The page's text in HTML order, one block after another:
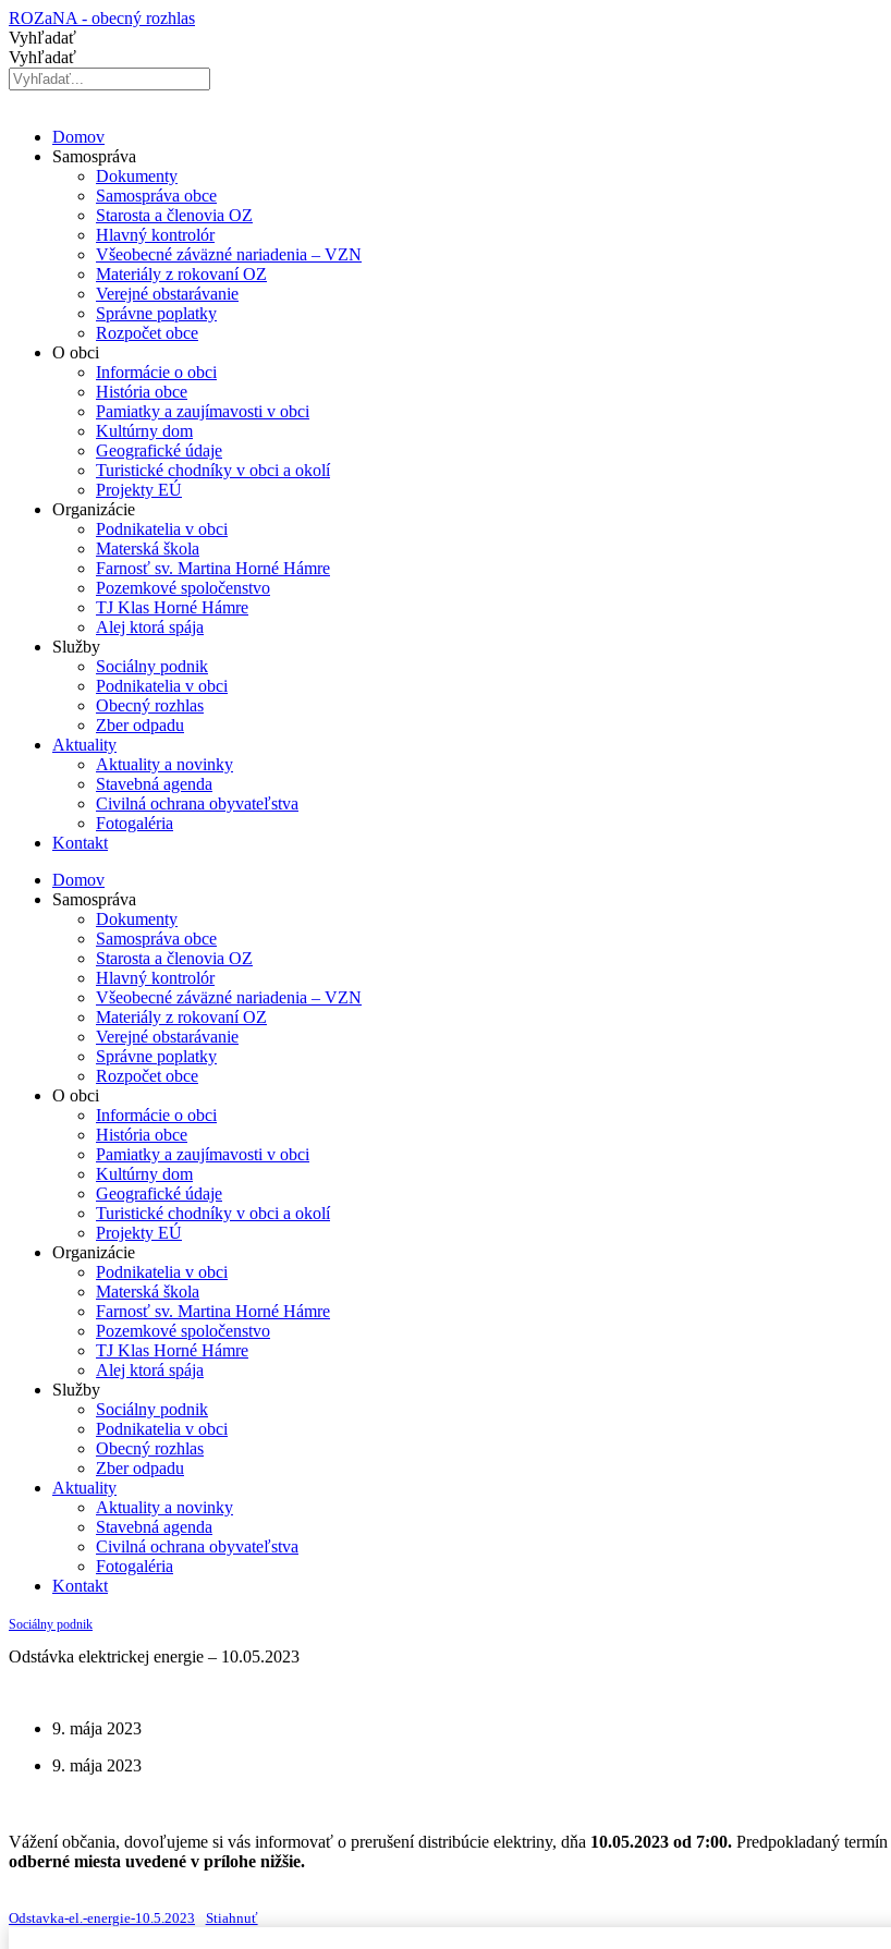
Preskočiť
na
obsah
ROZaNA - obecný rozhlas
Vyhľadať
Vyhľadať
Domov
Samospráva
Dokumenty
Samospráva obce
Starosta a členovia OZ
Hlavný kontrolór
Všeobecné záväzné nariadenia – VZN
Materiály z rokovaní OZ
Verejné obstarávanie
Správne poplatky
Rozpočet obce
O obci
Informácie o obci
História obce
Pamiatky a zaujímavosti v obci
Kultúrny dom
Geografické údaje
Turistické chodníky v obci a okolí
Projekty EÚ
Organizácie
Podnikatelia v obci
Materská škola
Farnosť sv. Martina Horné Hámre
Pozemkové spoločenstvo
TJ Klas Horné Hámre
Alej ktorá spája
Služby
Sociálny podnik
Podnikatelia v obci
Obecný rozhlas
Zber odpadu
Aktuality
Aktuality a novinky
Stavebná agenda
Civilná ochrana obyvateľstva
Fotogaléria
Kontakt
Domov
Samospráva
Dokumenty
Samospráva obce
Starosta a členovia OZ
Hlavný kontrolór
Všeobecné záväzné nariadenia – VZN
Materiály z rokovaní OZ
Verejné obstarávanie
Správne poplatky
Rozpočet obce
O obci
Informácie o obci
História obce
Pamiatky a zaujímavosti v obci
Kultúrny dom
Geografické údaje
Turistické chodníky v obci a okolí
Projekty EÚ
Organizácie
Podnikatelia v obci
Materská škola
Farnosť sv. Martina Horné Hámre
Pozemkové spoločenstvo
TJ Klas Horné Hámre
Alej ktorá spája
Služby
Sociálny podnik
Podnikatelia v obci
Obecný rozhlas
Zber odpadu
Aktuality
Aktuality a novinky
Stavebná agenda
Civilná ochrana obyvateľstva
Fotogaléria
Kontakt
Sociálny podnik
Odstávka elektrickej energie – 10.05.2023
9. mája 2023
9. mája 2023
Vážení občania, dovoľujeme si vás informovať o prerušení distribúcie elektriny, dňa 10.05.2023 od 7:00. Predpokladaný termín
odberné miesta uvedené v prílohe nižšie.
Odstavka-el.-energie-10.5.2023 Stiahnuť